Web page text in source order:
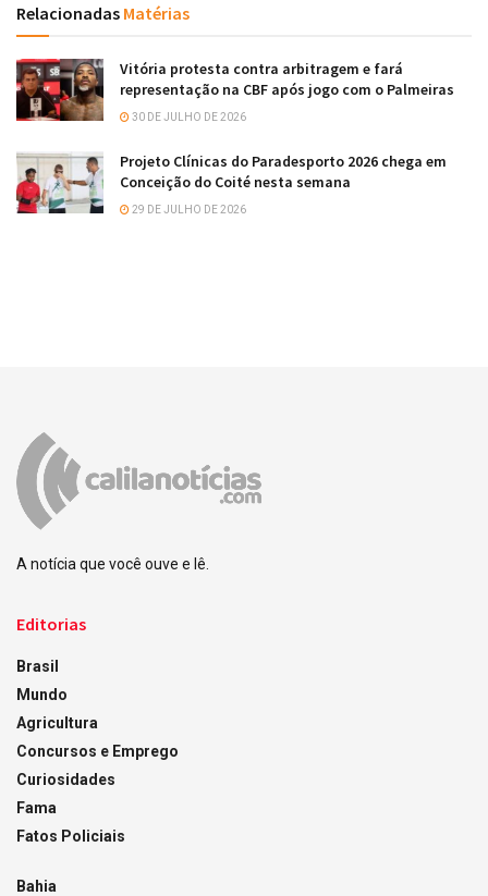
Relacionadas Matérias
Vitória protesta contra arbitragem e fará
representação na CBF após jogo com o Palmeiras
30 DE JULHO DE 2026
Projeto Clínicas do Paradesporto 2026 chega em
Conceição do Coité nesta semana
29 DE JULHO DE 2026
A notícia que você ouve e lê.
Editorias
Brasil
Mundo
Agricultura
Concursos e Emprego
Curiosidades
Fama
Fatos Policiais
Bahia